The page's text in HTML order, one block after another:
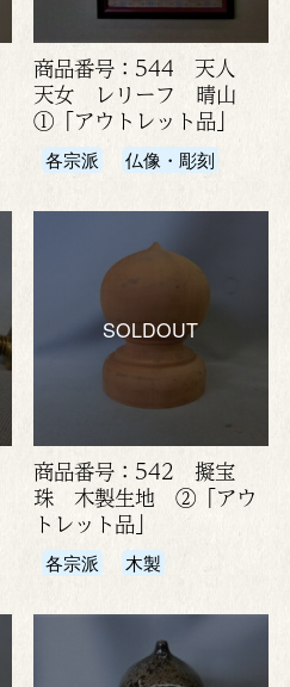
商品番号：544 天人
天女 レリーフ 晴山
①「アウトレット品」
各宗派 仏像・彫刻
SOLDOUT
商品番号：542 擬宝
珠 木製生地 ②「アウ
トレット品」
各宗派 木製